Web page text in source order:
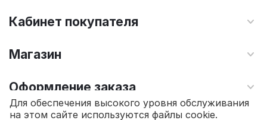
Кабинет покупателя
Магазин
Оформление заказа
Для обеспечения высокого уровня обслуживания
на этом сайте используются файлы cookie.